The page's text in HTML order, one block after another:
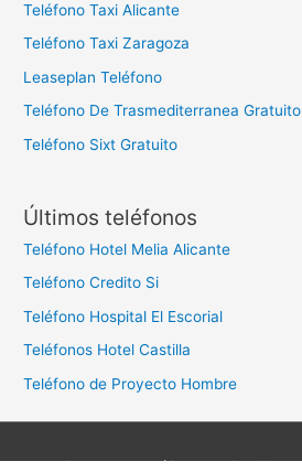
Teléfono Taxi Alicante
Teléfono Taxi Zaragoza
Leaseplan Teléfono
Teléfono De Trasmediterranea Gratuito
Teléfono Sixt Gratuito
Últimos teléfonos
Teléfono Hotel Melia Alicante
Teléfono Credito Si
Teléfono Hospital El Escorial
Teléfonos Hotel Castilla
Teléfono de Proyecto Hombre
Aviso legal Política de privacidad